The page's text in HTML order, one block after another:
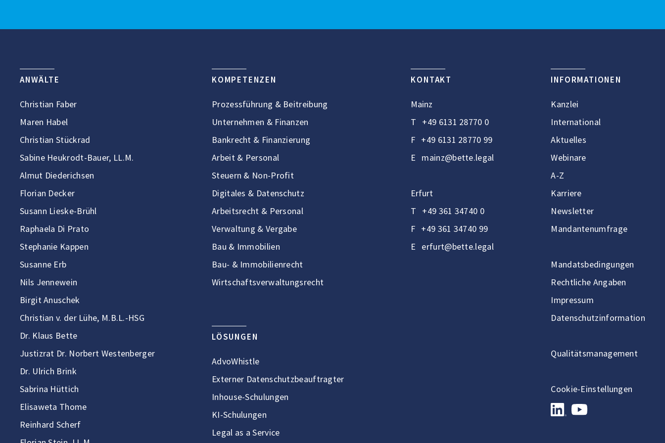
ANWÄLTE
Christian Faber
Maren Habel
Christian Stückrad
Sabine Heukrodt-Bauer, LL.M.
Almut Diederichsen
Florian Decker
Susann Lieske-Brühl
Raphaela Di Prato
Stephanie Kappen
Susanne Erb
Nils Jennewein
Birgit Anuschek
Christian v. der Lühe, M.B.L.-HSG
Dr. Klaus Bette
Justizrat Dr. Norbert Westenberger
Dr. Ulrich Brink
Sabrina Hüttich
Elisaweta Thome
Reinhard Scherf
KOMPETENZEN
Prozessführung & Beitreibung
Unternehmen & Finanzen
Bankrecht & Finanzierung
Arbeit & Personal
Steuern & Non-Profit
Digitales & Datenschutz
Arbeitsrecht & Personal
Verwaltung & Vergabe
Bau & Immobilien
Bau- & Immobilienrecht
Wirtschaftsverwaltungsrecht
LÖSUNGEN
AdvoWhistle
Externer Datenschutzbeauftragter
Inhouse-Schulungen
KI-Schulungen
Legal as a Service
KONTAKT
Mainz
T +49 6131 28770 0
F +49 6131 28770 99
E mainz@bette.legal
Erfurt
T +49 361 34740 0
F +49 361 34740 99
E erfurt@bette.legal
INFORMATIONEN
Kanzlei
International
Aktuelles
Webinare
A-Z
Karriere
Newsletter
Mandantenumfrage
Mandatsbedingungen
Rechtliche Angaben
Impressum
Datenschutzinformation
Qualitätsmanagement
Cookie-Einstellungen